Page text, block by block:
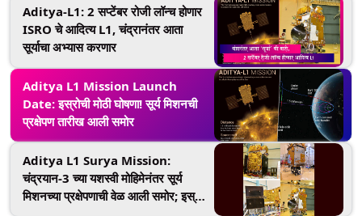
Aditya-L1: 2 सप्टेंबर रोजी लॉन्च होणार
ISRO चे आदित्य L1, चंद्रानंतर आता
सूर्याचा अभ्यास करणार
Aditya L1 Mission Launch
Date: इस्रोची मोठी घोषणा! सूर्य मिशनची
प्रक्षेपण तारीख आली समोर
Aditya L1 Surya Mission:
चंद्रयान-3 च्या यशस्वी मोहिमेनंतर सूर्य
मिशनच्या प्रक्षेपणाची वेळ आली समोर; इस्रो